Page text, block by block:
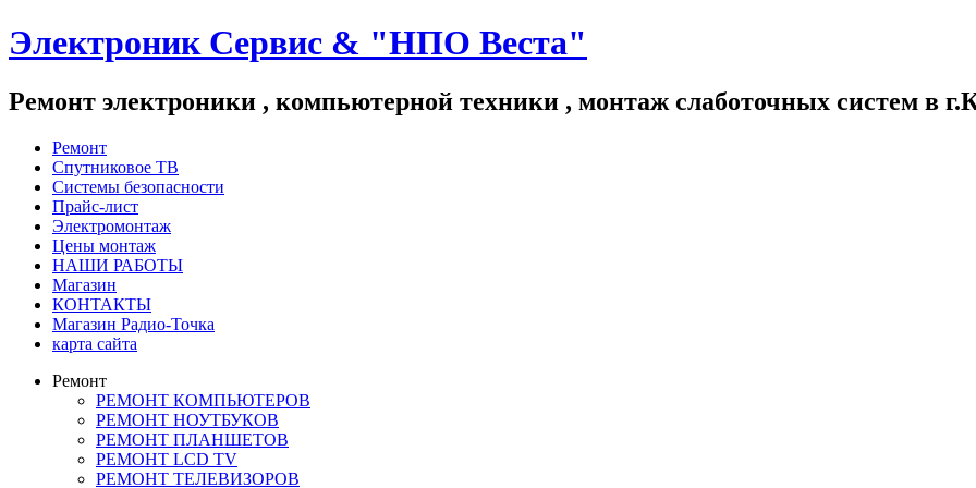
Электроник Сервис & "НПО Веста"
Ремонт электроники , компьютерной техники , монтаж слаботочных систем в
Ремонт
Спутниковое ТВ
Системы безопасности
Прайс-лист
Электромонтаж
Цены монтаж
НАШИ РАБОТЫ
Магазин
КОНТАКТЫ
Магазин Радио-Точка
карта сайта
Ремонт
РЕМОНТ КОМПЬЮТЕРОВ
РЕМОНТ НОУТБУКОВ
РЕМОНТ ПЛАНШЕТОВ
РЕМОНТ LCD TV
РЕМОНТ ТЕЛЕВИЗОРОВ